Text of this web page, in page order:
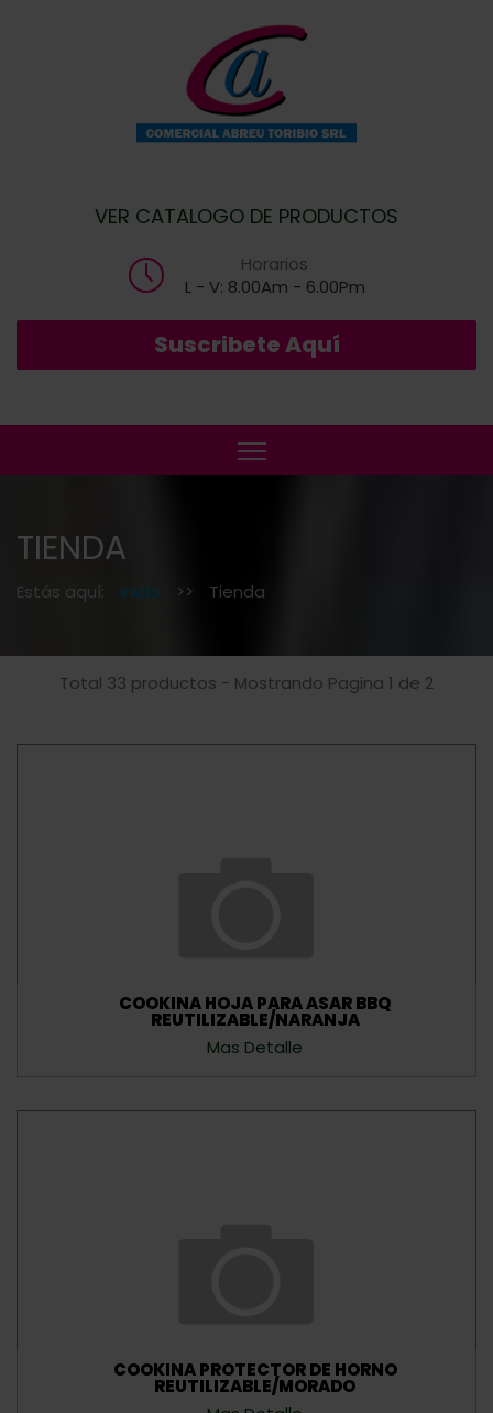
VER CATALOGO DE PRODUCTOS
Horarios
L - V: 8.00Am - 6.00Pm
Suscribete Aquí
TIENDA
Estás aquí: Inicio >> Tienda
Total 33 productos - Mostrando Pagina 1 de 2
COOKINA HOJA PARA ASAR BBQ
REUTILIZABLE/NARANJA
Mas Detalle
COOKINA PROTECTOR DE HORNO
REUTILIZABLE/MORADO